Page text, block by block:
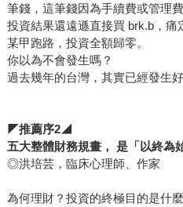
筆錢，這筆錢因為手續費或管理
投資結果還遠遜直接買 brk.b，痛
某甲跑路，投資全額歸零。
你以為不會發生嗎？
過去幾年的台灣，其實已經發生
◤推薦序2◢
五大整體財務規畫， 是「以終為
◎洪培芸，臨床心理師、作家
為何理財？投資的終極目的是什